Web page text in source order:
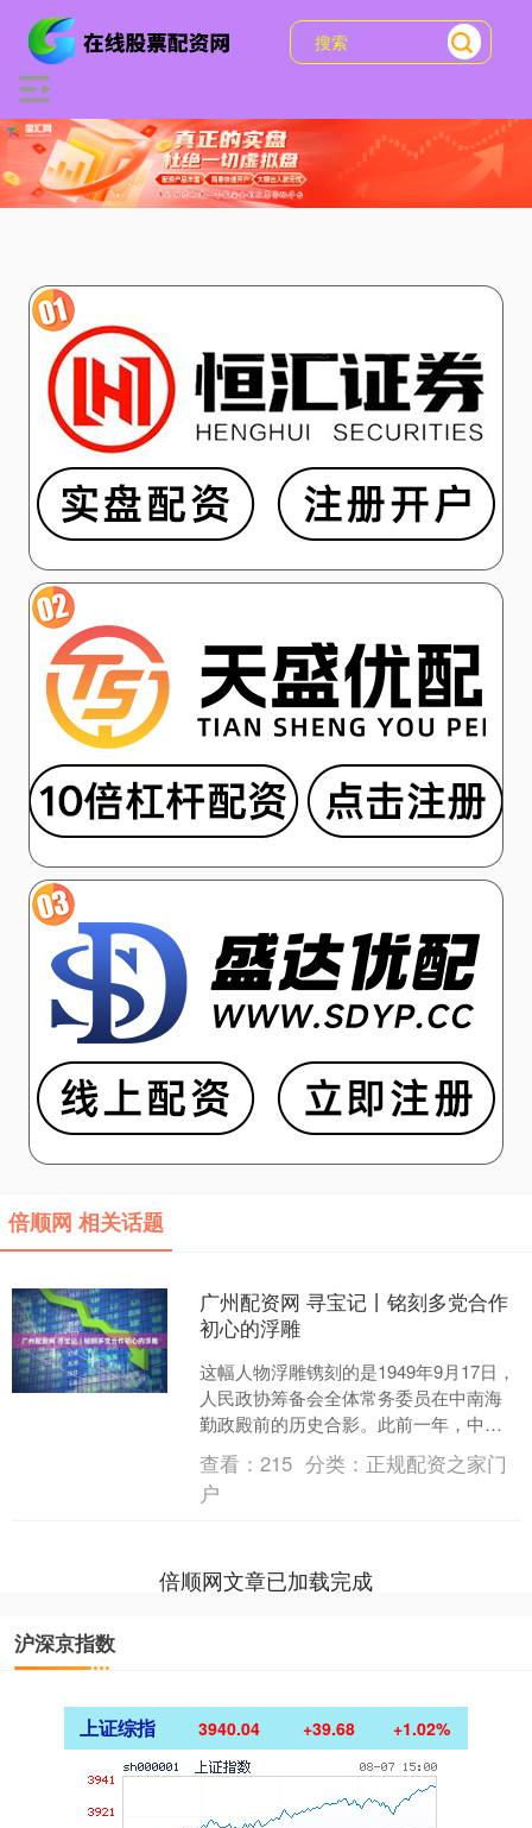
倍顺网 相关话题
广州配资网 寻宝记丨铭刻多党合作
初心的浮雕
这幅人物浮雕镌刻的是1949年9月17日，
人民政协筹备会全体常务委员在中南海
勤政殿前的历史合影。此前一年，中共
中央发布“五一口号”，号召召开新政协，
得到各界热烈....
查看：215 分类： 正规配资之家门
户
倍顺网文章已加载完成
沪深京指数
上证综指 3940.04 +39.68 +1.02%